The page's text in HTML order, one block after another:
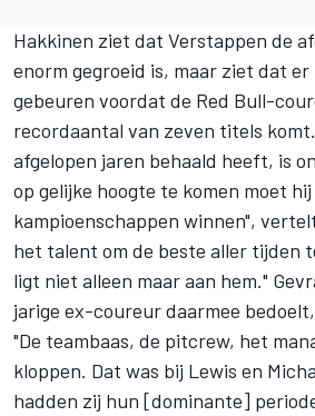
Hakkinen ziet dat Verstappen de
enorm gegroeid is, maar ziet dat
gebeuren voordat de Red Bull-
recordaantal van zeven titels
afgelopen jaren behaald heeft, is
op gelijke hoogte te komen moet
kampioenschappen winnen",
het talent om de beste aller tijden
ligt niet alleen maar aan hem."
jarige ex-coureur daarmee
"De teambaas, de pitcrew, het
kloppen. Dat was bij Lewis en
hadden zij hun [dominante]